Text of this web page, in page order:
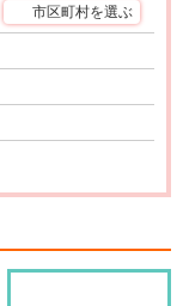
市区町村を選ぶ